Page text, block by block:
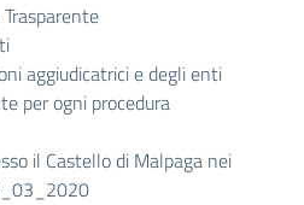
aggiudicatrici e degli enti
per ogni procedura
il Castello di Malpaga nei